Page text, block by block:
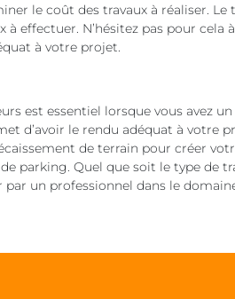
le coût des travaux à réaliser. Le
effectuer. N’hésitez pas pour cela
à votre projet.
est essentiel lorsque vous avez
d’avoir le rendu adéquat à votre
de terrain pour créer
parking. Quel que soit le type de
par un professionnel dans le